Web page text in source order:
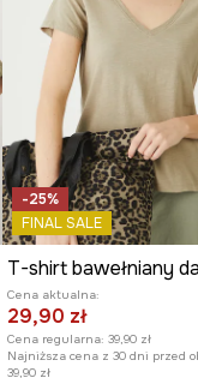
-25%
FINAL SALE
Cena aktualna:
29,90 zł
Cena regularna: 39,90 zł
Najniższa cena z 30 dni przed
39,90 zł